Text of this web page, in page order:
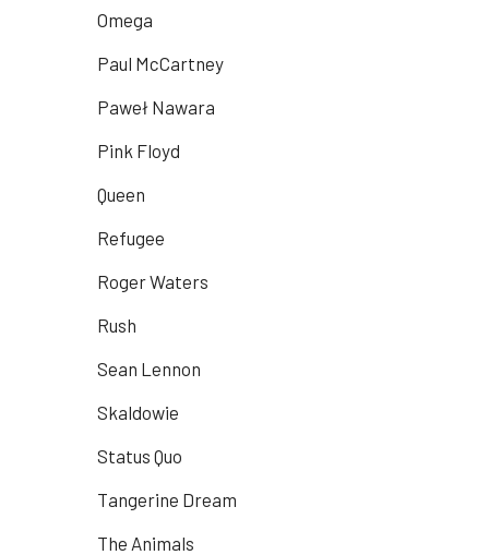
Omega
Paul McCartney
Paweł Nawara
Pink Floyd
Queen
Refugee
Roger Waters
Rush
Sean Lennon
Skaldowie
Status Quo
Tangerine Dream
The Animals